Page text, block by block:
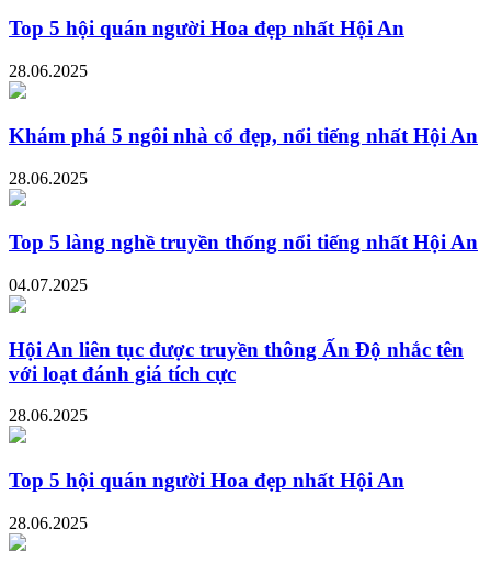
Top 5 hội quán người Hoa đẹp nhất Hội An
28.06.2025
Khám phá 5 ngôi nhà cổ đẹp, nổi tiếng nhất Hội An
28.06.2025
Top 5 làng nghề truyền thống nổi tiếng nhất Hội An
04.07.2025
Hội An liên tục được truyền thông Ấn Độ nhắc tên
với loạt đánh giá tích cực
28.06.2025
Top 5 hội quán người Hoa đẹp nhất Hội An
28.06.2025